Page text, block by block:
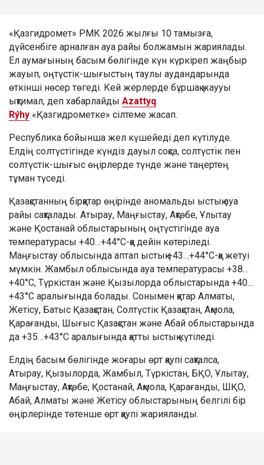
«Қазгидромет» РМК 2026 жылғы 10 тамызға,
дүйсенбіге арналған ауа райы болжамын жариялады.
Ел аумағының басым бөлігінде күн күркіреп жаңбыр
жауып, оңтүстік-шығыстың таулы аудандарында
өткінші нөсер төгеді. Кей жерлерде бұршақ жаууы
ықтимал, деп хабарлайды Azattyq
Rýhy «Қазгидрометке» сілтеме жасап.
Республика бойынша жел күшейеді деп күтілуде.
Елдің солтүстігінде күндіз дауыл соқса, солтүстік пен
солтүстік-шығыс өңірлерде түнде және таңертең
тұман түседі.
Қазақстанның бірқатар өңірінде аномальды ыстық ауа
райы сақталады. Атырау, Маңғыстау, Ақтөбе, Ұлытау
және Қостанай облыстарының оңтүстігінде ауа
температурасы +40…+44°C-қа дейін көтеріледі.
Маңғыстау облысында аптап ыстық +43…+44°C-қа жетуі
мүмкін. Жамбыл облысында ауа температурасы +38…
+40°C, Түркістан және Қызылорда облыстарында +40…
+43°C аралығында болады. Сонымен қатар Алматы,
Жетісу, Батыс Қазақстан, Солтүстік Қазақстан, Ақмола,
Қарағанды, Шығыс Қазақстан және Абай облыстарында
да +35…+43°C аралығында қатты ыстық күтіледі.
Елдің басым бөлігінде жоғары өрт қаупі сақталса,
Атырау, Қызылорда, Жамбыл, Түркістан, БҚО, Ұлытау,
Маңғыстау, Ақтөбе, Қостанай, Ақмола, Қарағанды, ШҚО,
Абай, Алматы және Жетісу облыстарының белгілі бір
өңірлерінде төтенше өрт қаупі жарияланды.